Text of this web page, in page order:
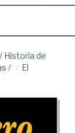
/ Historia de
/
El